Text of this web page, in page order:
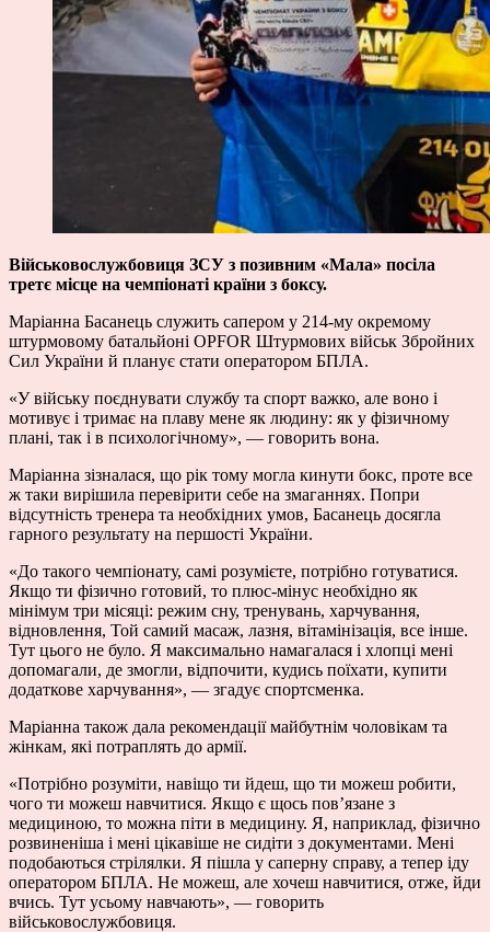
Військовослужбовиця ЗСУ з позивним «Мала» посіла
третє місце на чемпіонаті країни з боксу.
Маріанна Басанець служить сапером у 214-му окремому
штурмовому батальйоні OPFOR Штурмових військ Збройних
Сил України й планує стати оператором БПЛА.
«У війську поєднувати службу та спорт важко, але воно і
мотивує і тримає на плаву мене як людину: як у фізичному
плані, так і в психологічному», — говорить вона.
Маріанна зізналася, що рік тому могла кинути бокс, проте все
ж таки вирішила перевірити себе на змаганнях. Попри
відсутність тренера та необхідних умов, Басанець досягла
гарного результату на першості України.
«До такого чемпіонату, самі розумієте, потрібно готуватися.
Якщо ти фізично готовий, то плюс-мінус необхідно як
мінімум три місяці: режим сну, тренувань, харчування,
відновлення, Той самий масаж, лазня, вітамінізація, все інше.
Тут цього не було. Я максимально намагалася і хлопці мені
допомагали, де змогли, відпочити, кудись поїхати, купити
додаткове харчування», — згадує спортсменка.
Маріанна також дала рекомендації майбутнім чоловікам та
жінкам, які потраплять до армії.
«Потрібно розуміти, навіщо ти йдеш, що ти можеш робити,
чого ти можеш навчитися. Якщо є щось пов’язане з
медициною, то можна піти в медицину. Я, наприклад, фізично
розвиненіша і мені цікавіше не сидіти з документами. Мені
подобаються стрілялки. Я пішла у саперну справу, а тепер іду
оператором БПЛА. Не можеш, але хочеш навчитися, отже, йди
вчись. Тут усьому навчають», — говорить
військовослужбовиця.